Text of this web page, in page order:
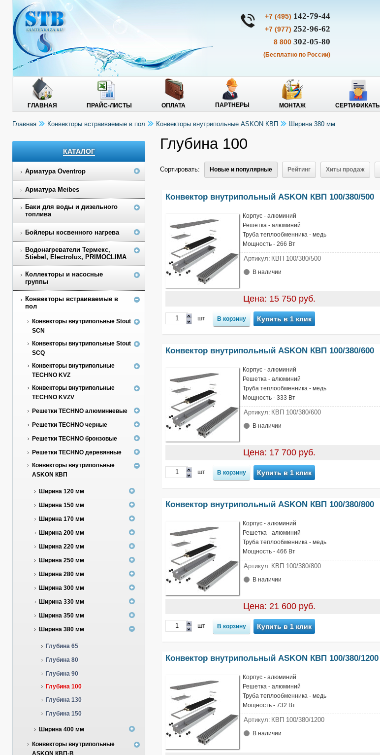
+7 (495) 142-79-44
+7 (977) 252-96-62
8 800 302-05-80
(Бесплатно по России)
ГЛАВНАЯ ПРАЙС-ЛИСТЫ ОПЛАТА ПАРТНЕРЫ МОНТАЖ СЕРТИФИКАТЫ
Главная Конвекторы встраиваемые в пол Конвекторы внутрипольные ASKON КВП Ширина 380 мм
КАТАЛОГ
Арматура Oventrop
Арматура Meibes
Баки для воды и дизельного
топлива
Бойлеры косвенного нагрева
Водонагреватели Термекс,
Stiebel, Electrolux, PRIMOCLIMA
Коллекторы и насосные
группы
Конвекторы встраиваемые в
пол
Конвекторы внутрипольные Stout
SCN
Конвекторы внутрипольные Stout
SCQ
Конвекторы внутрипольные
TECHNO KVZ
Конвекторы внутрипольные
TECHNO KVZV
Решетки TECHNO алюминиевые
Решетки TECHNO черные
Решетки TECHNO бронзовые
Решетки TECHNO деревянные
Конвекторы внутрипольные
ASKON КВП
Ширина 120 мм
Ширина 150 мм
Ширина 170 мм
Ширина 200 мм
Ширина 220 мм
Ширина 250 мм
Ширина 280 мм
Ширина 300 мм
Ширина 330 мм
Ширина 350 мм
Ширина 380 мм
Глубина 65
Глубина 80
Глубина 90
Глубина 100
Глубина 130
Глубина 150
Ширина 400 мм
Конвекторы внутрипольные
ASKON КВП-В
Глубина 100
Сортировать: Новые и популярные Рейтинг Хиты продаж
Конвектор внутрипольный ASKON КВП 100/380/500
Корпус - алюминий
Решетка - алюминий
Труба теплообменника - медь
Мощность - 266 Вт
Артикул: КВП 100/380/500
В наличии
Цена: 15 750 руб.
шт Купить в 1 клик
Конвектор внутрипольный ASKON КВП 100/380/600
Корпус - алюминий
Решетка - алюминий
Труба теплообменника - медь
Мощность - 333 Вт
Артикул: КВП 100/380/600
В наличии
Цена: 17 700 руб.
шт Купить в 1 клик
Конвектор внутрипольный ASKON КВП 100/380/800
Корпус - алюминий
Решетка - алюминий
Труба теплообменника - медь
Мощность - 466 Вт
Артикул: КВП 100/380/800
В наличии
Цена: 21 600 руб.
шт Купить в 1 клик
Конвектор внутрипольный ASKON КВП 100/380/1200
Корпус - алюминий
Решетка - алюминий
Труба теплообменника - медь
Мощность - 732 Вт
Артикул: КВП 100/380/1200
В наличии